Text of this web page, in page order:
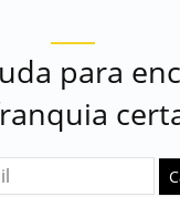
para